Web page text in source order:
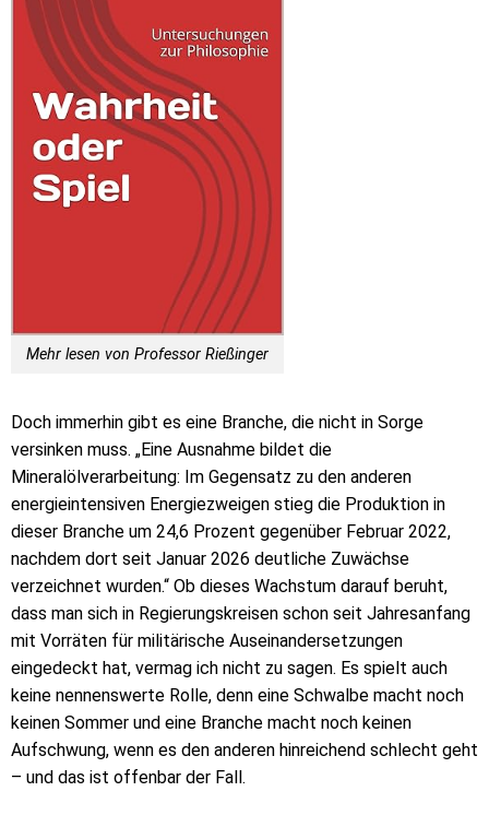
Mehr lesen von Professor Rießinger
Doch immerhin gibt es eine Branche, die nicht in Sorge
versinken muss. „Eine Ausnahme bildet die
Mineralölverarbeitung: Im Gegensatz zu den anderen
energieintensiven Energiezweigen stieg die Produktion in
dieser Branche um 24,6 Prozent gegenüber Februar 2022,
nachdem dort seit Januar 2026 deutliche Zuwächse
verzeichnet wurden.“ Ob dieses Wachstum darauf beruht,
dass man sich in Regierungskreisen schon seit Jahresanfang
mit Vorräten für militärische Auseinandersetzungen
eingedeckt hat, vermag ich nicht zu sagen. Es spielt auch
keine nennenswerte Rolle, denn eine Schwalbe macht noch
keinen Sommer und eine Branche macht noch keinen
Aufschwung, wenn es den anderen hinreichend schlecht geht
– und das ist offenbar der Fall.